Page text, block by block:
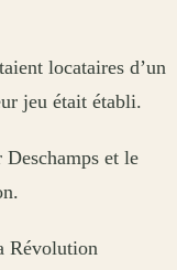
locataires d’un
jeu était établi.
et le
Révolution